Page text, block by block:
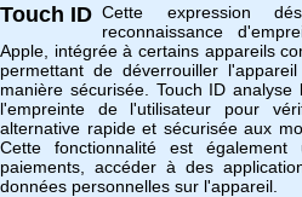
Touch ID Cette expression
reconnaissance
Apple, intégrée à certains appareils
permettant de déverrouiller
manière sécurisée. Touch ID
l'empreinte de l'utilisateur pour
alternative rapide et sécurisée aux
Cette fonctionnalité est
paiements, accéder à des
données personnelles sur l'appareil.